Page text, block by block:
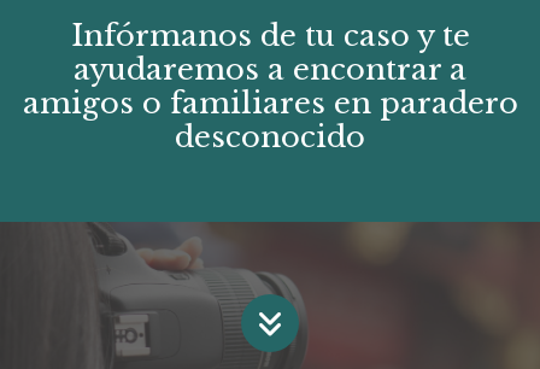
Infórmanos de tu caso y te
ayudaremos a encontrar a
amigos o familiares en paradero
desconocido